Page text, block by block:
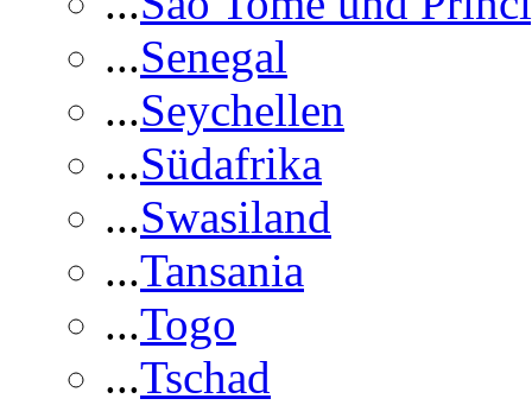
...Senegal
...Seychellen
...Südafrika
...Swasiland
...Tansania
...Togo
...Tschad